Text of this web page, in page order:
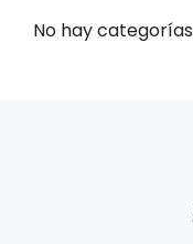
No hay categorías